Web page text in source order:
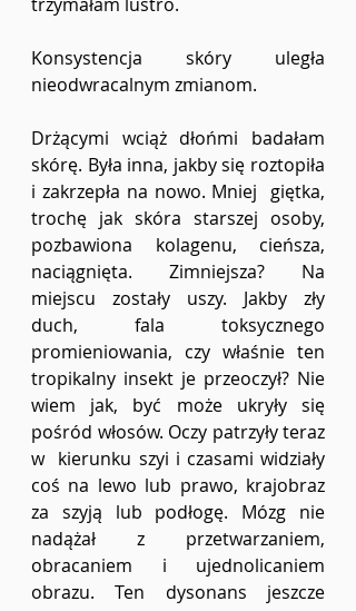
Konsystencja skóry uległa
nieodwracalnym zmianom.
Drżącymi wciąż dłońmi badałam
skórę. Była inna, jakby się roztopiła
i zakrzepła na nowo. Mniej  giętka,
trochę jak skóra starszej osoby,
pozbawiona kolagenu, cieńsza,
naciągnięta. Zimniejsza? Na
miejscu zostały uszy. Jakby zły
duch, fala toksycznego
promieniowania, czy właśnie ten
tropikalny insekt je przeoczył? Nie
wiem jak, być może ukryły się
pośród włosów. Oczy patrzyły teraz
w  kierunku szyi i czasami widziały
coś na lewo lub prawo, krajobraz
za szyją lub podłogę. Mózg nie
nadążał z przetwarzaniem,
obracaniem i ujednolicaniem
obrazu. Ten dysonans jeszcze